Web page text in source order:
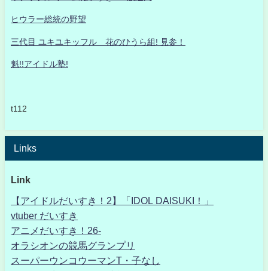
ヒウラー総統の野望
三代目 ユキユキッフル 花のひうら組! 見参！
魁!!アイドル塾!
t112
Links
Link
【アイドルだいすき！2】「IDOL DAISUKI！」
vtuber だいすき
アニメだいすき！26-
オラシオンの競馬グランプリ
スーパーウンコウーマンT・子なし